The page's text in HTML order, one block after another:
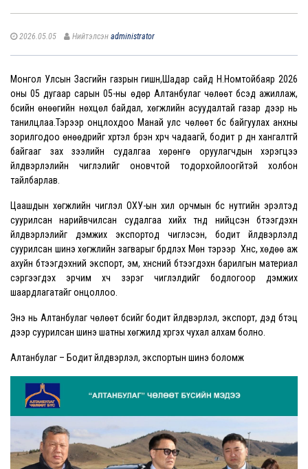
2026.05.05 Нийтэлсэн administrator
Монгол Улсын Засгийн газрын гишүүн,Шадар сайд Н.Номтойбаяр 2026
оны 05 дугаар сарын 05-ны өдөр Алтанбулаг чөлөөт бүсэд ажиллаж,
бүсийн өнөөгийн нөхцөл байдал, хөгжлийн асуудалтай газар дээр нь
танилцлаа.Тэрээр онцлохдоо Манай улс чөлөөт бүс байгуулах анхны
зорилгодоо өнөөдрийг хүртэл бүрэн хүрч чадаагүй, бодит үр дүн хангалтгүй
байгааг зах зээлийн судалгаа хөрөнгө оруулагчдын хэрэгцээ
үйлдвэрлэлийн чиглэлийг оновчтой тодорхойлоогүйтэй холбон
тайлбарлав.
Цаашдын хөгжлийн чиглэл ОХУ-ын хил орчмын бүс нутгийн эрэлтэд
суурилсан нарийвчилсан судалгаа хийх түүнд нийцсэн бүтээгдэхүүн
үйлдвэрлэлийг дэмжих экспортод чиглэсэн, бодит үйлдвэрлэлд
суурилсан шинэ хөгжлийн загварыг бүрдүүлэх Мөн тэрээр Хүнс, хөдөө аж
ахуйн бүтээгдэхүүний экспорт, эм, хүнсний бүтээгдэхүүн барилгын материал
сэргээгдэх эрчим хүч зэрэг чиглэлүүдийг бодлогоор дэмжих
шаардлагатайг онцоллоо.
Энэ нь Алтанбулаг чөлөөт бүсийг бодит үйлдвэрлэл, экспорт, дэд бүтэц
дээр суурилсан шинэ шатны хөгжилд хүргэх чухал алхам болно.
Алтанбулаг – Бодит үйлдвэрлэл, экспортын шинэ боломж